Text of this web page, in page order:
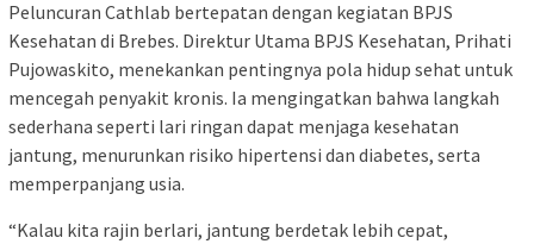
Peluncuran Cathlab bertepatan dengan kegiatan BPJS
Kesehatan di Brebes. Direktur Utama BPJS Kesehatan, Prihati
Pujowaskito, menekankan pentingnya pola hidup sehat untuk
mencegah penyakit kronis. Ia mengingatkan bahwa langkah
sederhana seperti lari ringan dapat menjaga kesehatan
jantung, menurunkan risiko hipertensi dan diabetes, serta
memperpanjang usia.
“Kalau kita rajin berlari, jantung berdetak lebih cepat,